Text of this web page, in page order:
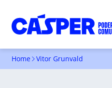
Home Vitor Grunvald